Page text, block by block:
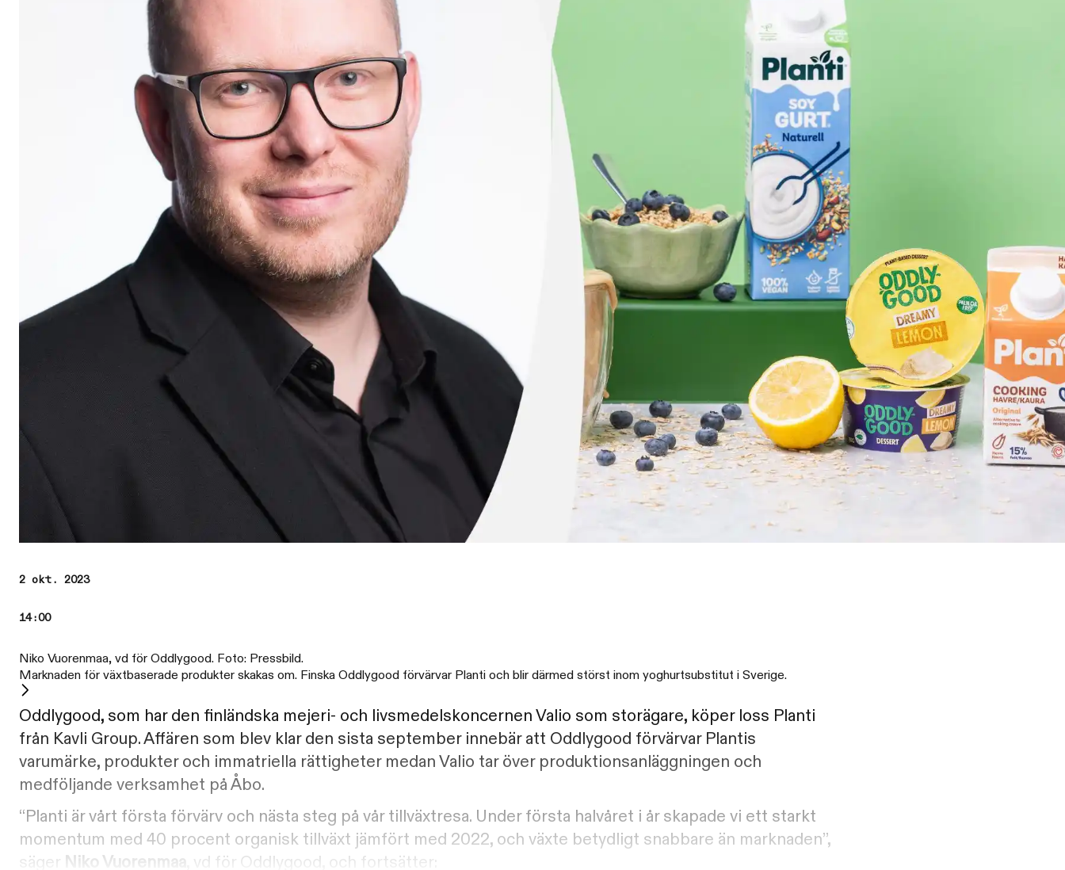
2 okt. 2023
14:00
Niko Vuorenmaa, vd för Oddlygood. Foto: Pressbild.
Marknaden för växtbaserade produkter skakas om. Finska Oddlygood förvärvar Planti och blir därmed störst inom yoghurtsubstitut i Sverige.
Oddlygood, som har den finländska mejeri- och livsmedelskoncernen Valio som storägare, köper loss Planti
från Kavli Group. Affären som blev klar den sista september innebär att Oddlygood förvärvar Plantis
varumärke, produkter och immatriella rättigheter medan Valio tar över produktionsanläggningen och
medföljande verksamhet på Åbo.
“Planti är vårt första förvärv och nästa steg på vår tillväxtresa. Under första halvåret i år skapade vi ett starkt
momentum med 40 procent organisk tillväxt jämfört med 2022, och växte betydligt snabbare än marknaden”,
säger Niko Vuorenmaa , vd för Oddlygood, och fortsätter: